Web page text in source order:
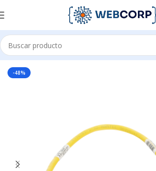
Inicio REDES CABLEADO ESTRUCTURADO
-48%